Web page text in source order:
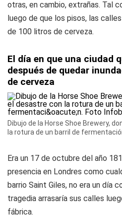
otras, en cambio, extrañas. Tal
luego de que los pisos, las
de 100 litros de cerveza.
El día en que una ciudad
después de quedar
de cerveza
Dibujo de la Horse Shoe Brewery,
la rotura de un barril de
Era un 17 de octubre del año
presencia en Londres como
barrio Saint Giles, no era un día
tragedia arrasaría sus calles
fábrica.